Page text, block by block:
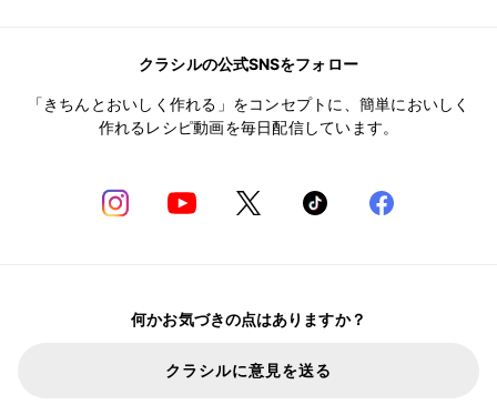
クラシルの公式SNSをフォロー
「きちんとおいしく作れる」をコンセプトに、簡単においしく
作れるレシピ動画を毎日配信しています。
何かお気づきの点はありますか？
クラシルに意見を送る